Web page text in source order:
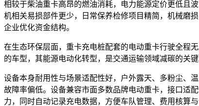
相较于柴油重卡高昂的燃油消耗，电力能源定价更低且
机相关易损部件更少，日常保养检修项目精简，机械磨
企业优化资金结构。
在生态环保层面，重卡充电桩配套的电动重卡行驶全程
的车型，其能源电动化转型，是交通运输领域减碳的关
设备本身耐用性与场景适配性好，户外露天、多粉尘、
故障率偏低。设备兼容市面多数品牌电动重卡，接口适
力，同时自动记录充电数据，方便车队管理、费用核算